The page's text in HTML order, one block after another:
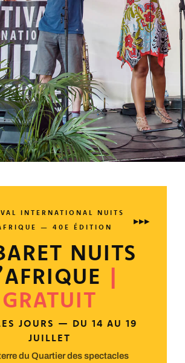
INTERNATIONAL NUITS
— 40E ÉDITION
▶▶▶
NUITS
|
GRATUIT
JOURS — DU 14 AU 19
JUILLET
du Quartier des spectacles